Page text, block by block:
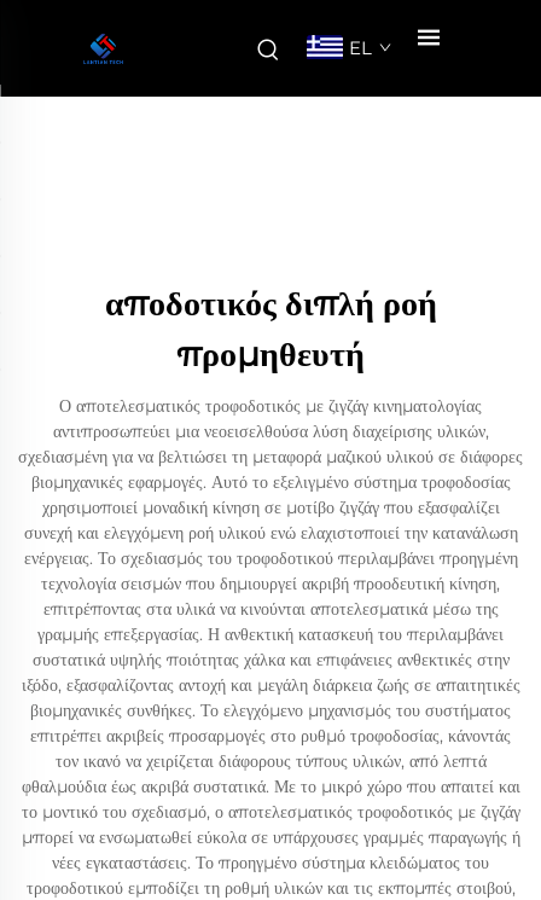
EL
αποδοτικός διπλή ροή
προμηθευτή
Ο αποτελεσματικός τροφοδοτικός με ζιγζάγ κινηματολογίας
αντιπροσωπεύει μια νεοεισελθούσα λύση διαχείρισης υλικών,
σχεδιασμένη για να βελτιώσει τη μεταφορά μαζικού υλικού σε διάφορες
βιομηχανικές εφαρμογές. Αυτό το εξελιγμένο σύστημα τροφοδοσίας
χρησιμοποιεί μοναδική κίνηση σε μοτίβο ζιγζάγ που εξασφαλίζει
συνεχή και ελεγχόμενη ροή υλικού ενώ ελαχιστοποιεί την κατανάλωση
ενέργειας. Το σχεδιασμός του τροφοδοτικού περιλαμβάνει προηγμένη
τεχνολογία σεισμών που δημιουργεί ακριβή προοδευτική κίνηση,
επιτρέποντας στα υλικά να κινούνται αποτελεσματικά μέσω της
γραμμής επεξεργασίας. Η ανθεκτική κατασκευή του περιλαμβάνει
συστατικά υψηλής ποιότητας χάλκα και επιφάνειες ανθεκτικές στην
ιξόδο, εξασφαλίζοντας αντοχή και μεγάλη διάρκεια ζωής σε απαιτητικές
βιομηχανικές συνθήκες. Το ελεγχόμενο μηχανισμός του συστήματος
επιτρέπει ακριβείς προσαρμογές στο ρυθμό τροφοδοσίας, κάνοντάς
τον ικανό να χειρίζεται διάφορους τύπους υλικών, από λεπτά
φθαλμούδια έως ακριβά συστατικά. Με το μικρό χώρο που απαιτεί και
το μοντικό του σχεδιασμό, ο αποτελεσματικός τροφοδοτικός με ζιγζάγ
μπορεί να ενσωματωθεί εύκολα σε υπάρχουσες γραμμές παραγωγής ή
νέες εγκαταστάσεις. Το προηγμένο σύστημα κλειδώματος του
τροφοδοτικού εμποδίζει τη ροθμή υλικών και τις εκπομπές στοιβού,